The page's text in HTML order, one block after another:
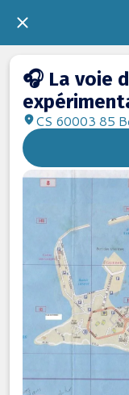
🎧 La voie
CS 60003 85